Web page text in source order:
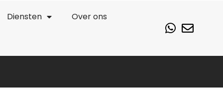
Diensten Over ons